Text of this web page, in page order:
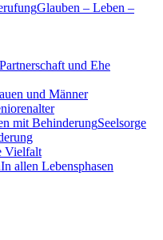
Glauben – Leben –
Partnerschaft und Ehe
und Männer
Seelsorge
Vielfalt
In allen Lebensphasen